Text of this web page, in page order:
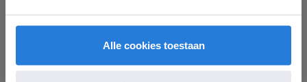
Alle cookies toestaan
Woorden met ~en
English
Nederland